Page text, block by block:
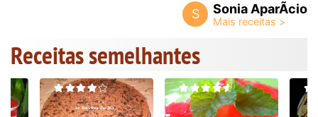
S Sonia AparÃ­cio
Receitas semelhantes